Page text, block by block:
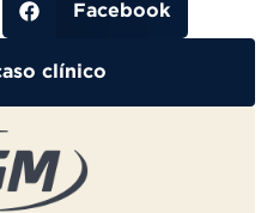
Facebook
clínico